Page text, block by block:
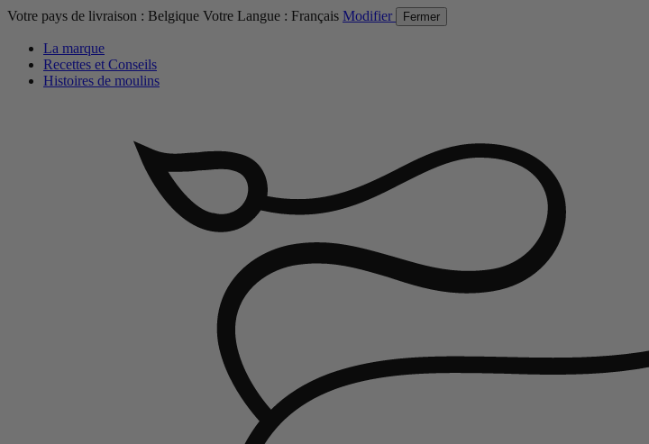
Votre pays de livraison : Belgique Votre Langue : Français Modifier Fermer
La marque
Recettes et Conseils
Histoires de moulins